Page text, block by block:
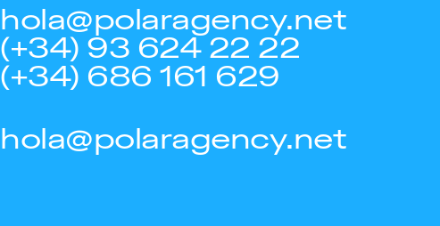
hola@polaragency.net
(+34) 93 624 22 22
(+34) 686 161 629
hola@polaragency.net